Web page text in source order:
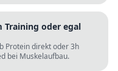
Training oder egal
Protein direkt oder 3h
bei Muskelaufbau.